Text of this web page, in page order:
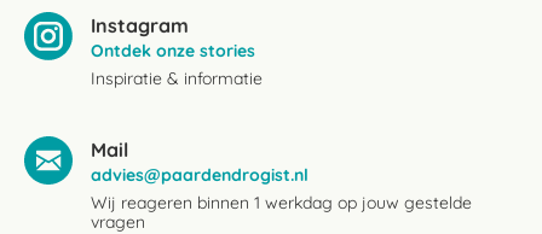
Instagram
Ontdek onze stories
Inspiratie & informatie
Mail
advies@paardendrogist.nl
Wij reageren binnen 1 werkdag op jouw gestelde
vragen